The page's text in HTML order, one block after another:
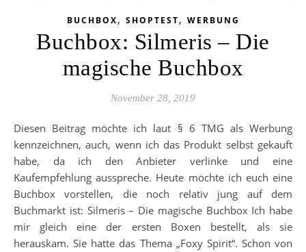
BUCHBOX, SHOPTEST, WERBUNG
Buchbox: Silmeris – Die
magische Buchbox
November 28, 2019
Diesen Beitrag möchte ich laut § 6 TMG als Werbung
kennzeichnen, auch, wenn ich das Produkt selbst gekauft
habe, da ich den Anbieter verlinke und eine
Kaufempfehlung ausspreche. Heute möchte ich euch eine
Buchbox vorstellen, die noch relativ jung auf dem
Buchmarkt ist: Silmeris – Die magische Buchbox Ich habe
mir gleich eine der ersten Boxen bestellt, als sie
herauskam. Sie hatte das Thema „Foxy Spirit“. Schon von